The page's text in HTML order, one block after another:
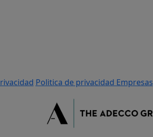
Politica de privacidad Empresas